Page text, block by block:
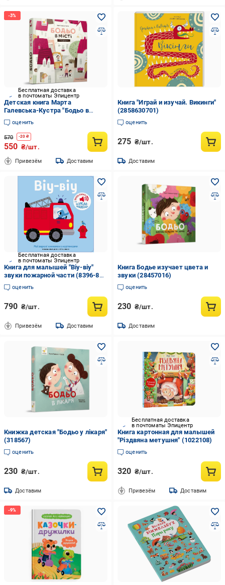
Бесплатная доставка
в почтоматы Эпицентр
Детская книга Марта
Галевська-Кустра "Бодьо в
місті" (318550)
оценить
570 -20 ₴
550 ₴/шт.
Привезём Доставим
Книга "Играй и изучай. Викинги"
(2858630701)
оценить
275 ₴/шт.
Доставим
Бесплатная доставка
в почтоматы Эпицентр
Книга для малышей "Віу-віу"
звуки пожарной части (8396-80-
0)
оценить
790 ₴/шт.
Привезём Доставим
Книга Бодье изучает цвета и
звуки (28457016)
оценить
230 ₴/шт.
Доставим
Книжка детская "Бодьо у лікаря"
(318567)
оценить
230 ₴/шт.
Доставим
Бесплатная доставка
в почтоматы Эпицентр
Книга картонная для малышей
"Різдвяна метушня" (1022108)
оценить
320 ₴/шт.
Привезём Доставим